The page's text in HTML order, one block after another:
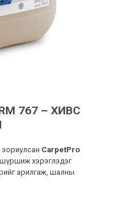
RM 767 – ХИВС
CarpetPro
хэрэглэдэг
арилгаж, шалны